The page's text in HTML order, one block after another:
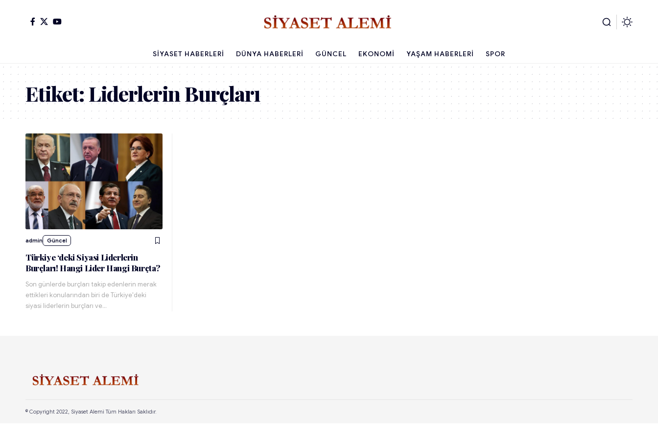
SIYASET HABERLERI DÜNYA HABERLERI GÜNCEL EKONOMI YAŞAM HABERLERI SPOR
Etiket:Liderlerin Burçları
admin Güncel
Türkiye ‘deki Siyasi Liderlerin
Burçları! Hangi Lider Hangi Burçta?
Son günlerde burçları takip edenlerin merak
ettikleri konularından biri de Türkiye'deki
siyasi liderlerin burçları ve…
© Copyright 2022, Siyaset Alemi Tüm Hakları Saklıdır.